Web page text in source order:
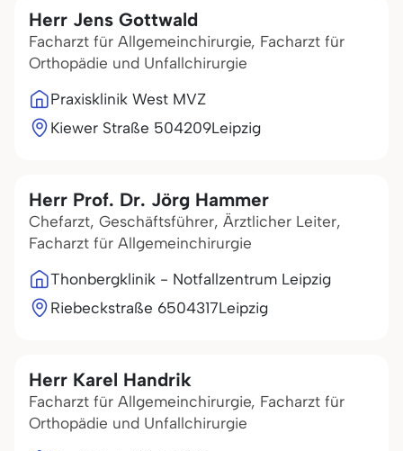
Herr Jens Gottwald
Facharzt für Allgemeinchirurgie, Facharzt für
Orthopädie und Unfallchirurgie
Praxisklinik West MVZ
Kiewer Straße 504209Leipzig
Herr Prof. Dr. Jörg Hammer
Chefarzt, Geschäftsführer, Ärztlicher Leiter,
Facharzt für Allgemeinchirurgie
Thonbergklinik - Notfallzentrum Leipzig
Riebeckstraße 6504317Leipzig
Herr Karel Handrik
Facharzt für Allgemeinchirurgie, Facharzt für
Orthopädie und Unfallchirurgie